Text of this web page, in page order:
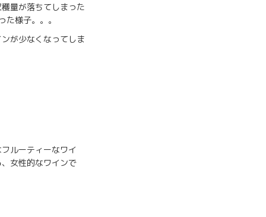
量が落ちてしまった
様子。。。
が少なくなってしま
ルーティーなワイ
女性的なワインで